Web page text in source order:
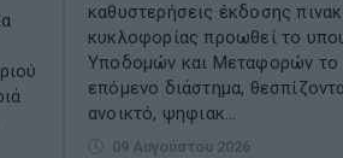
καθυστερήσεις έκδοσης
κυκλοφορίας προωθεί το
Υποδομών και Μεταφορών
επόμενο διάστημα,
ανοικτό, ψηφιακ...
09 Αυγούστου 2026